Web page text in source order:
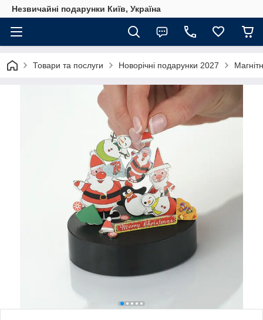
Незвичайні подарунки Київ, Україна
Товари та послуги Новорічні подарунки 2027